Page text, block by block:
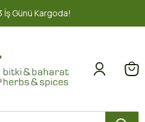
2000 TL ve üzeri ÜCRETSİZ
1 2